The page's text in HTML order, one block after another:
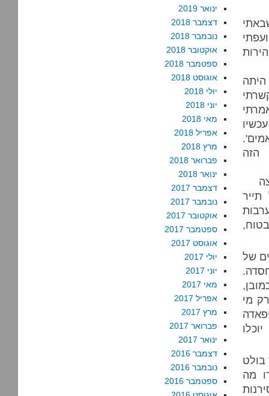
הזה
של
מי
בולט
מה
ינואר 2019
דצמבר 2018
נובמבר 2018
אוקטובר 2018
ספטמבר 2018
אוגוסט 2018
יולי 2018
יוני 2018
מאי 2018
אפריל 2018
מרץ 2018
פברואר 2018
ינואר 2018
דצמבר 2017
נובמבר 2017
אוקטובר 2017
ספטמבר 2017
אוגוסט 2017
יולי 2017
יוני 2017
מאי 2017
אפריל 2017
מרץ 2017
פברואר 2017
ינואר 2017
דצמבר 2016
נובמבר 2016
ספטמבר 2016